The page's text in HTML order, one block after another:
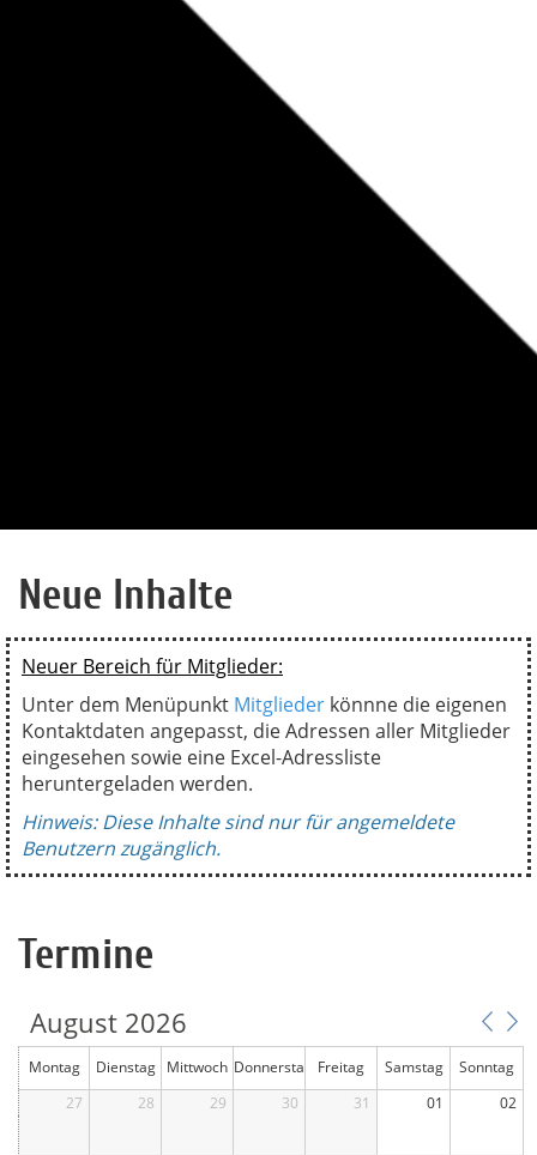
Neue Inhalte
Neuer Bereich für Mitglieder:
Unter dem Menüpunkt Mitglieder könnne die eigenen
Kontaktdaten angepasst, die Adressen aller Mitglieder
eingesehen sowie eine Excel-Adressliste
heruntergeladen werden.
Hinweis: Diese Inhalte sind nur für angemeldete
Benutzern zugänglich.
Termine
August 2026
Montag Dienstag Mittwoch Donnersta
Freitag Samstag
Sonntag
27
28 29 30 31 01 02